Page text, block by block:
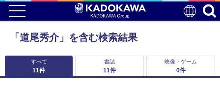
「道尾秀介」を含む検索結果
すべて
11件
書誌
11件
映像・ゲーム
0件